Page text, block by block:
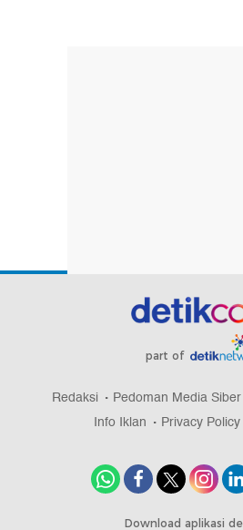
part of
Redaksi Pedoman Media Siber
Info Iklan
Privacy Policy
Download aplikasi